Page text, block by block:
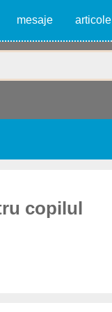
mesaje articole
copilul